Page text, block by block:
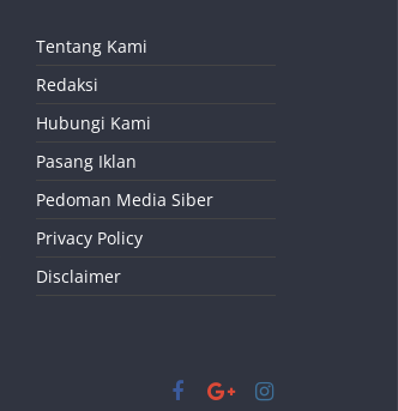
Tentang Kami
Redaksi
Hubungi Kami
Pasang Iklan
Pedoman Media Siber
Privacy Policy
Disclaimer